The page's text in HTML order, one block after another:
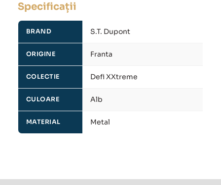
Specificații
BRAND S.T. Dupont
ORIGINE Franta
COLECTIE Defi XXtreme
CULOARE Alb
MATERIAL Metal